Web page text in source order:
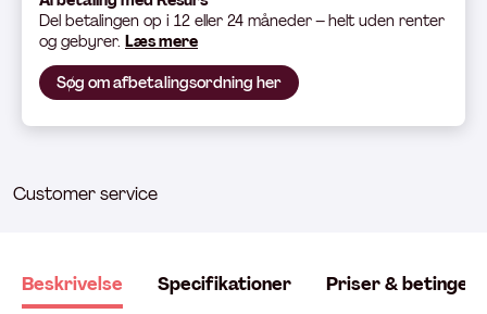
Del betalingen op i 12 eller 24 måneder – helt uden renter
og gebyrer. Læs mere
Søg om afbetalingsordning her
Customer service
Beskrivelse Specifikationer Priser &